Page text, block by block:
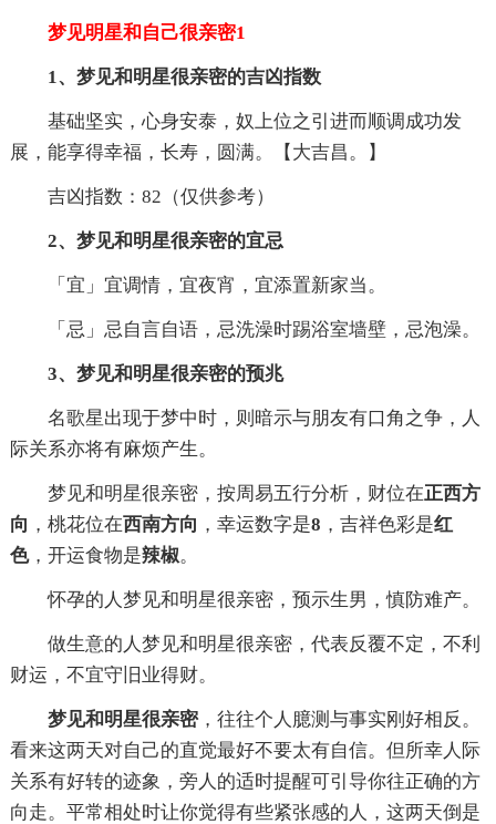
梦见明星和自己很亲密1
1、梦见和明星很亲密的吉凶指数
基础坚实，心身安泰，奴上位之引进而顺调成功发
展，能享得幸福，长寿，圆满。【大吉昌。】
吉凶指数：82（仅供参考）
2、梦见和明星很亲密的宜忌
「宜」宜调情，宜夜宵，宜添置新家当。
「忌」忌自言自语，忌洗澡时踢浴室墙壁，忌泡澡。
3、梦见和明星很亲密的预兆
名歌星出现于梦中时，则暗示与朋友有口角之争，人
际关系亦将有麻烦产生。
梦见和明星很亲密，按周易五行分析，财位在正西方
向 ，桃花位在西南方向 ，幸运数字是8 ，吉祥色彩是红
色，开运食物是辣椒。
怀孕的人梦见和明星很亲密，预示生男，慎防难产。
做生意的人梦见和明星很亲密，代表反覆不定，不利
财运，不宜守旧业得财。
梦见和明星很亲密，往往个人臆测与事实刚好相反。
看来这两天对自己的直觉最好不要太有自信。但所幸人际
关系有好转的迹象，旁人的适时提醒可引导你往正确的方
向走。平常相处时让你觉得有些紧张感的人，这两天倒是